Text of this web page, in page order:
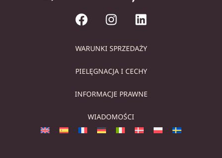
WARUNKI SPRZEDAŻY
PIELĘGNACJA I CECHY
INFORMACJE PRAWNE
WIADOMOŚCI